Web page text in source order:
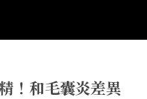
！和毛囊炎差異